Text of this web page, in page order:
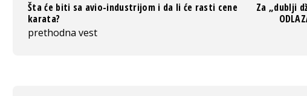
Šta će biti sa avio-industrijom i da li će rasti cene
karata?
prethodna vest
Za „dublji